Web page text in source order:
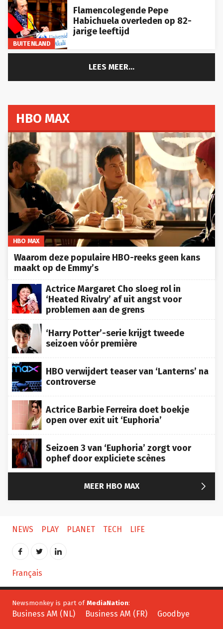
BUITENLAND
Flamencolegende Pepe
Habichuela overleden op 82-
jarige leeftijd
LEES MEER...
HBO MAX
HBO MAX
Waarom deze populaire HBO-reeks geen kans
maakt op de Emmy’s
Actrice Margaret Cho sloeg rol in
‘Heated Rivalry’ af uit angst voor
problemen aan de grens
‘Harry Potter’-serie krijgt tweede
seizoen vóór première
HBO verwijdert teaser van ‘Lanterns’ na
controverse
Actrice Barbie Ferreira doet boekje
open over exit uit ‘Euphoria’
Seizoen 3 van ‘Euphoria’ zorgt voor
ophef door expliciete scènes
MEER HBO MAX 
NEWS PLAY PLANET TECH LIFE
Français
Newsmonkey is part of MediaNation
Business AM (NL) Business AM (FR) Goodbye